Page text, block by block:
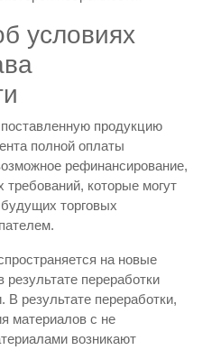
условиях
продукцию
полной оплаты
рефинансирование,
которые могут
будущих торговых
на новые
переработки
В результате переработки,
материалов с не
возникают